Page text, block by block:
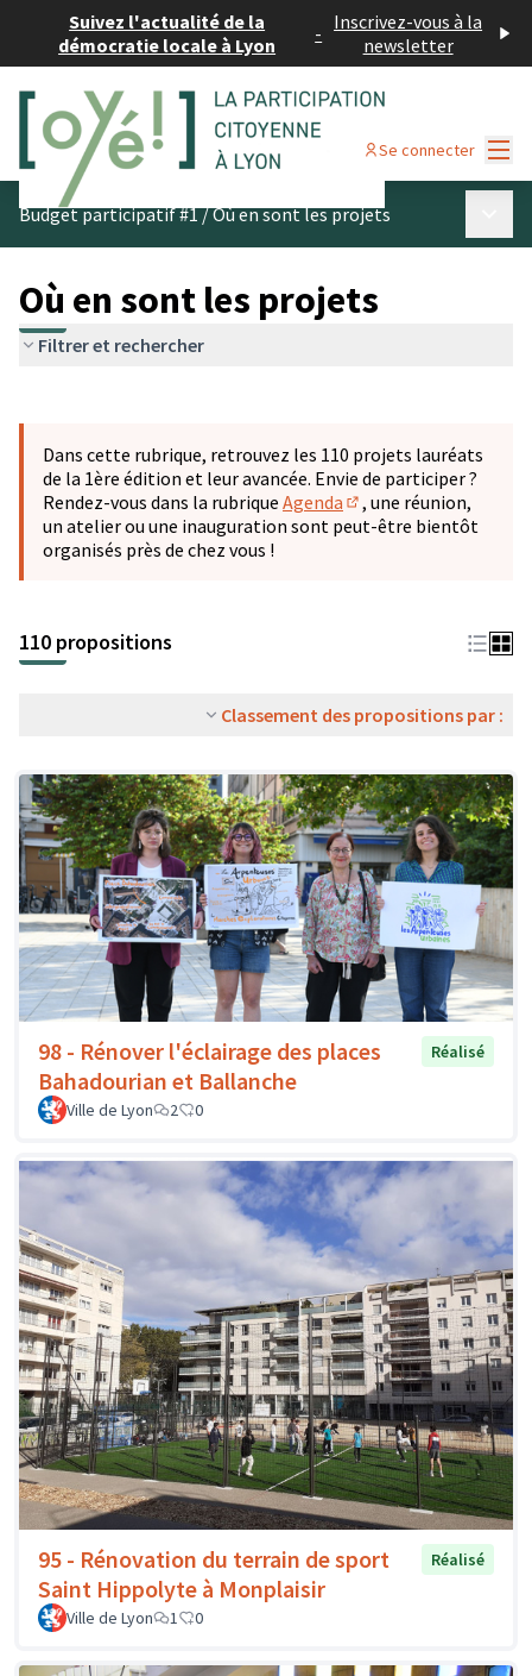
Suivez l'actualité de la
démocratie locale à Lyon
- Inscrivez-vous à la
newsletter
Se connecter
Budget participatif #1/Où en sont les projets
Où en sont les projets
Filtrer et rechercher
−
Dans cette rubrique, retrouvez les 110 projets lauréats
de la 1ère édition et leur avancée. Envie de participer ?
Rendez-vous dans la rubrique Agenda
(S'ouvre dans un
, une réunion,
un atelier ou une inauguration sont peut-être bientôt
organisés près de chez vous !
110 propositions
Classement des propositions par :
98 - Rénover l'éclairage des places
Bahadourian et Ballanche
Réalisé
Ville de Lyon 2 0
95 - Rénovation du terrain de sport
Saint Hippolyte à Monplaisir
Réalisé
Ville de Lyon 1 0